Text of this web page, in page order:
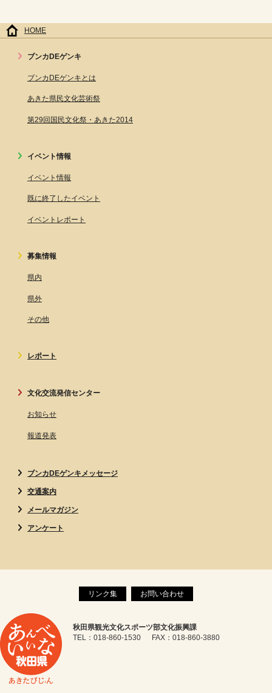
HOME
ブンカDEゲンキ
ブンカDEゲンキとは
あきた県民文化芸術祭
第29回国民文化祭・あきた2014
イベント情報
イベント情報
既に終了したイベント
イベントレポート
募集情報
県内
県外
その他
レポート
文化交流発信センター
お知らせ
報道発表
ブンカDEゲンキメッセージ
交通案内
メールマガジン
アンケート
リンク集 お問い合わせ
秋田県観光文化スポーツ部文化振興課
TEL：018-860-1530 FAX：018-860-3880